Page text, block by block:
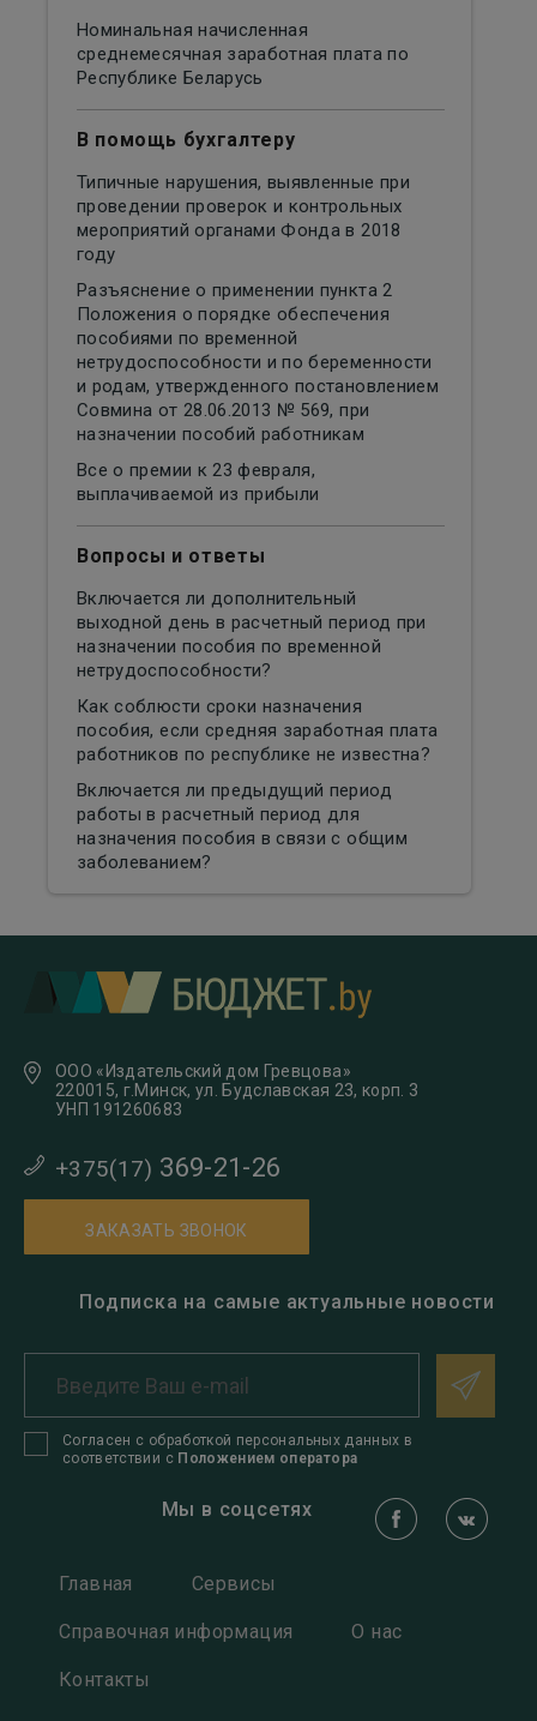
Номинальная начисленная
среднемесячная заработная плата по
Республике Беларусь
В помощь бухгалтеру
Типичные нарушения, выявленные при
проведении проверок и контрольных
мероприятий органами Фонда в 2018
году
Разъяснение о применении пункта 2
Положения о порядке обеспечения
пособиями по временной
нетрудоспособности и по беременности
и родам, утвержденного постановлением
Совмина от 28.06.2013 № 569, при
назначении пособий работникам
Все о премии к 23 февраля,
выплачиваемой из прибыли
Вопросы и ответы
Включается ли дополнительный
выходной день в расчетный период при
назначении пособия по временной
нетрудоспособности?
Как соблюсти сроки назначения
пособия, если средняя заработная плата
работников по республике не известна?
Включается ли предыдущий период
работы в расчетный период для
назначения пособия в связи с общим
заболеванием?
ООО «Издательский дом Гревцова»
220015, г.Минск, ул. Будславская 23, корп. 3
УНП 191260683
+375(17) 369-21-26
ЗАКАЗАТЬ ЗВОНОК
Подписка на самые актуальные новости
Согласен с обработкой персональных данных в
соответствии с Положением оператора
Мы в соцсетях
Главная Сервисы
Справочная информация О нас
Контакты